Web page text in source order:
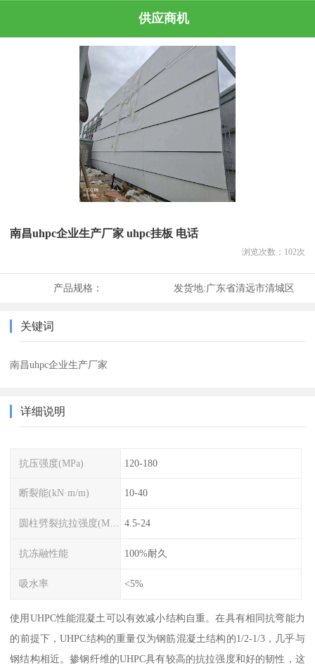
供应商机
南昌uhpc企业生产厂家 uhpc挂板 电话
浏览次数： 102次
产品规格： 发货地:广东省清远市清城区
关键词
南昌uhpc企业生产厂家
详细说明
抗压强度(MPa) 120-180
断裂能(kN·m/m) 10-40
圆柱劈裂抗拉强度(MPa) 4.5-24
抗冻融性能 100%耐久
吸水率 <5%
使用UHPC性能混凝土可以有效减小结构自重。在具有相同抗弯能力
的前提下，UHPC结构的重量仅为钢筋混凝土结构的1/2-1/3，几乎与
钢结构相近。掺钢纤维的UHPC具有较高的抗拉强度和好的韧性，这